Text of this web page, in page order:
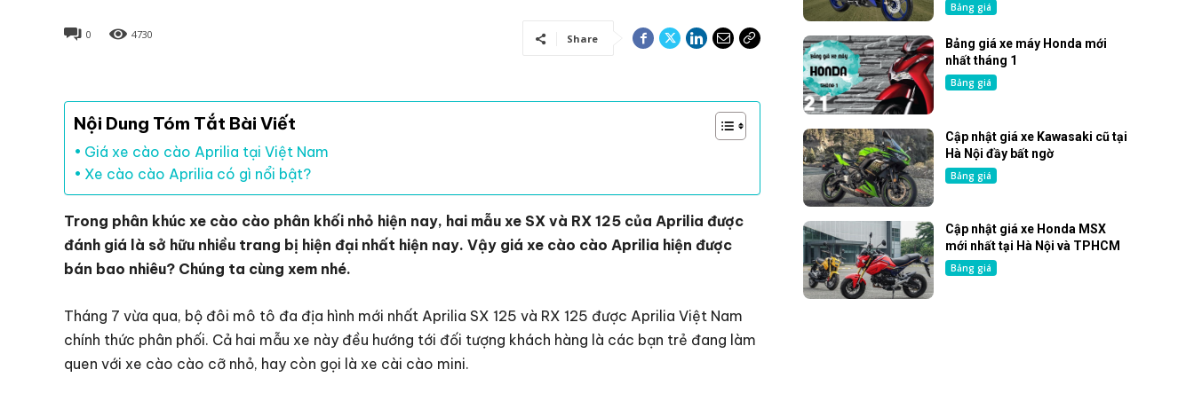
0 4730 Share
Nội Dung Tóm Tắt Bài Viết
Giá xe cào cào Aprilia tại Việt Nam
Xe cào cào Aprilia có gì nổi bật?
Trong phân khúc xe cào cào phân khối nhỏ hiện nay, hai mẫu xe SX và RX 125 của Aprilia được
đánh giá là sở hữu nhiều trang bị hiện đại nhất hiện nay. Vậy giá xe cào cào Aprilia hiện được
bán bao nhiêu? Chúng ta cùng xem nhé.
Tháng 7 vừa qua, bộ đôi mô tô đa địa hình mới nhất Aprilia SX 125 và RX 125 được Aprilia Việt Nam
chính thức phân phối. Cả hai mẫu xe này đều hướng tới đối tượng khách hàng là các bạn trẻ đang làm
quen với xe cào cào cỡ nhỏ, hay còn gọi là xe cài cào mini.
Bảng giá
Bảng giá xe máy Honda mới
nhất tháng 1
Bảng giá
Cập nhật giá xe Kawasaki cũ tại
Hà Nội đầy bất ngờ
Bảng giá
Cập nhật giá xe Honda MSX
mới nhất tại Hà Nội và TPHCM
Bảng giá